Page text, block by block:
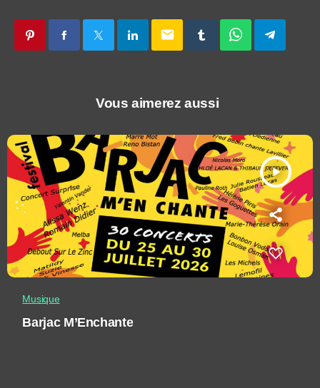
email
Vous aimerez aussi
play_arrow
Musique
Barjac M’Enchante